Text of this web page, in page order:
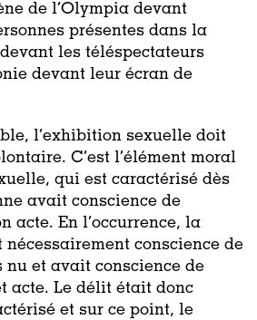
de l’Olympia devant
présentes dans la
les téléspectateurs
devant leur écran de
l’exhibition sexuelle doit
C’est l’élément moral
qui est caractérisé dès
avait conscience de
acte. En l’occurrence, la
conscience de
nu et avait conscience de
acte. Le délit était donc
et sur ce point, le